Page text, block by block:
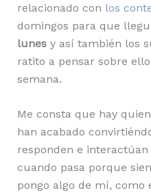
relacionado con los
domingos para que
lunesy así también los
ratito a pensar sobre
semana.
Me consta que hay
han acabado
responden e
cuando pasa porque
pongo algo de mí, como